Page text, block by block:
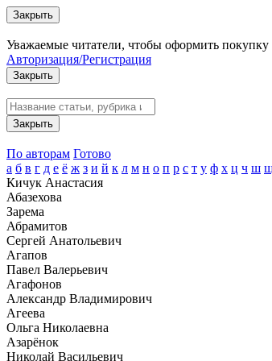
Закрыть
Уважаемые читатели, чтобы оформить покупку
Авторизация/Регистрация
Закрыть
Закрыть
По авторам Готово
а б в г д е ё ж з и й к л м н о п р с т у ф х ц ч ш
Кичук Анастасия
Абазехова
Зарема
Абрамитов
Сергей Анатольевич
Агапов
Павел Валерьевич
Агафонов
Александр Владимирович
Агеева
Ольга Николаевна
Азарёнок
Николай Васильевич